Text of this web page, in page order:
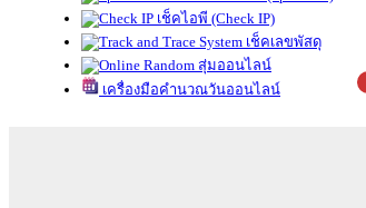
เช็คไอพี (Check IP)
เช็คเลขพัสดุ
สุ่มออนไลน์
เครื่องมือคำนวณวันออนไลน์